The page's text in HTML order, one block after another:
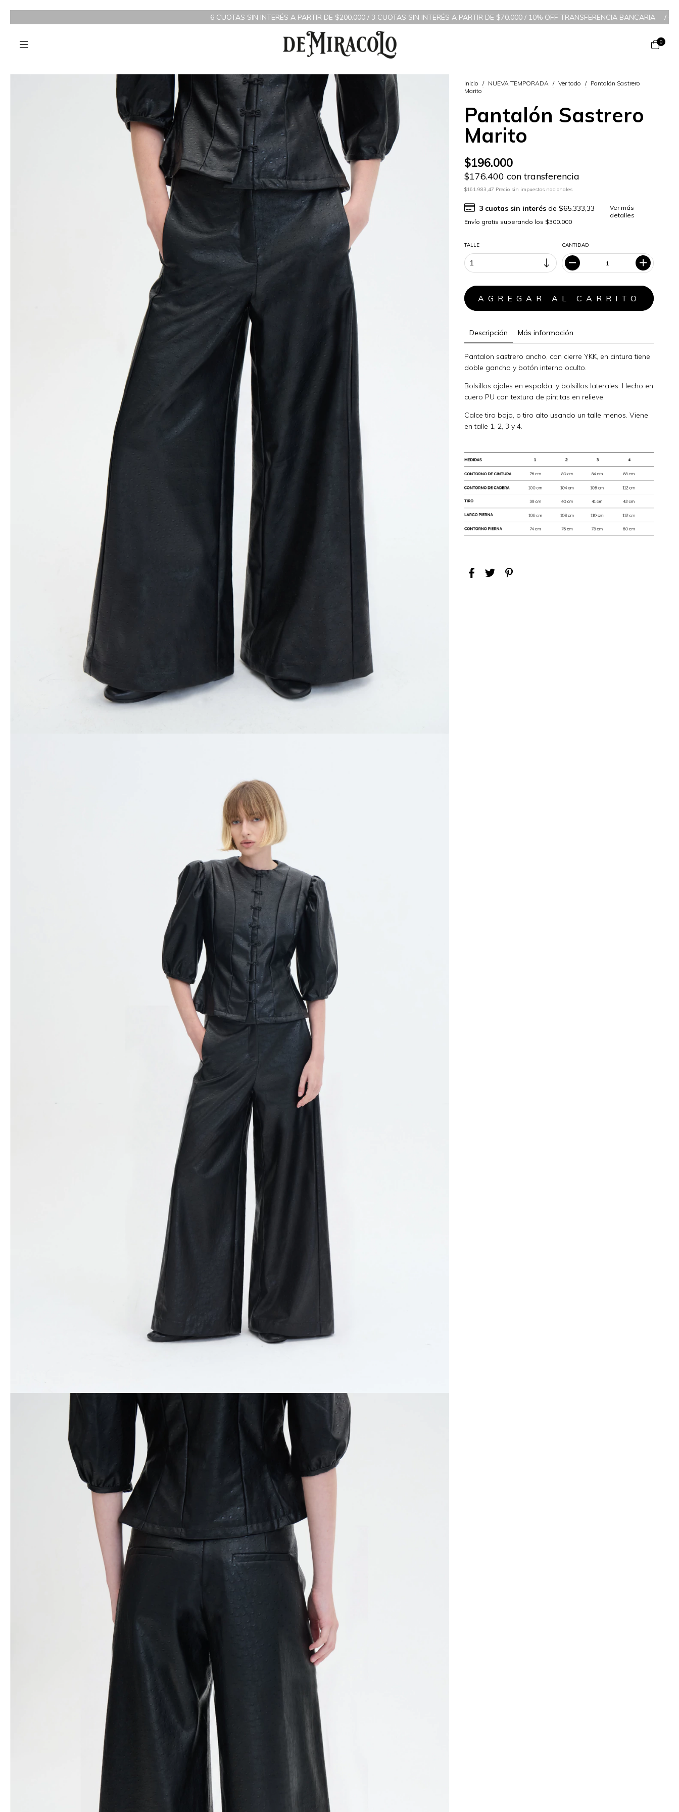
6 CUOTAS SIN INTERÉS A PARTIR DE $200.000 / 3 CUOTAS SIN INTERÉS A PARTIR DE $70.000 / 10% OFF TRANSFERENCIA BANCARIA /6 CUOTAS SIN
0
Inicio / NUEVA TEMPORADA / Ver todo / Pantalón Sastrero
Marito
Pantalón Sastrero
Marito
$196.000
$176.400 con transferencia
$161.983,47 Precio sin impuestos nacionales
3 cuotas sin interés de$65.333,33
Ver más
detalles
TALLE CANTIDAD
Descripción Más información
Pantalon sastrero ancho, con cierre YKK, en cintura tiene
doble gancho y botón interno oculto.
Bolsillos ojales en espalda, y bolsillos laterales. Hecho en
cuero PU con textura de pintitas en relieve.
Calce tiro bajo, o tiro alto usando un talle menos. Viene
en talle 1, 2, 3 y 4.